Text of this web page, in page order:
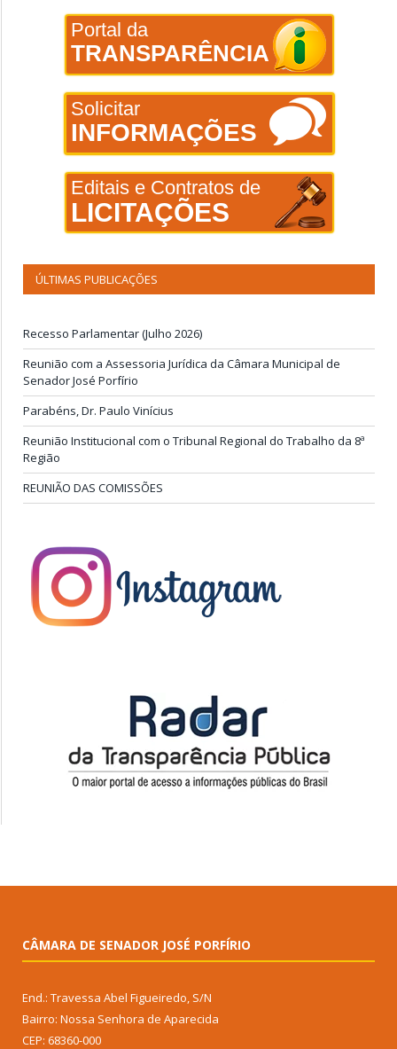
Portal da
TRANSPARÊNCIA
Solicitar
INFORMAÇÕES
Editais e Contratos de
LICITAÇÕES
ÚLTIMAS PUBLICAÇÕES
Recesso Parlamentar (Julho 2026)
Reunião com a Assessoria Jurídica da Câmara Municipal de
Senador José Porfírio
Parabéns, Dr. Paulo Vinícius
Reunião Institucional com o Tribunal Regional do Trabalho da 8ª
Região
REUNIÃO DAS COMISSÕES
CÂMARA DE SENADOR JOSÉ PORFÍRIO
End.: Travessa Abel Figueiredo, S/N
Bairro: Nossa Senhora de Aparecida
CEP: 68360-000